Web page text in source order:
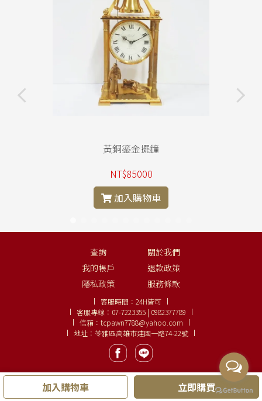
加入購物車 立即購買
黃銅鎏金擺鐘
NT$85000
加入購物車
查詢
關於我們
我的帳戶
退款政策
隱私政策
服務條款
客服時間： 24H皆可
客服專線： 07-7223355 | 0982377789
信箱： tcpawn7788@yahoo.com
地址：苓雅區高雄市建國一路74-22號
Copyright ©大眾名錶、鑽石線上購 0982377789.